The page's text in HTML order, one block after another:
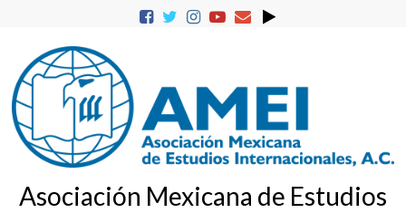
Asociación Mexicana de Estudios